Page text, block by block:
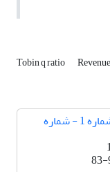
Tobin q ratio
دوره 1، شماره 1 - شماره